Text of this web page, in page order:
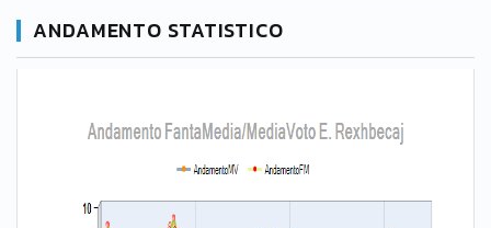
ANDAMENTO STATISTICO